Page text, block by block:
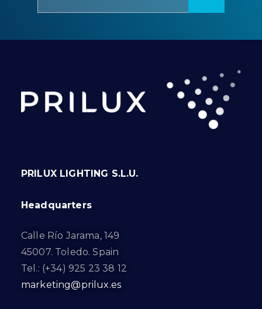
PRILUX LIGHTING S.L.U.
Headquarters
Calle Río Jarama, 149
45007. Toledo. Spain
Tel.: (+34) 925 23 38 12
marketing@prilux.es